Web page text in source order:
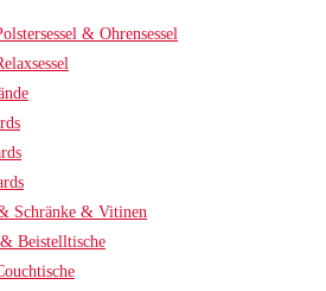
& Ohrensessel
Schränke & Vitinen
Beistelltische